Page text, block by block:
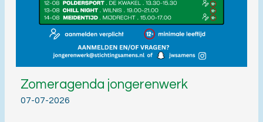
Zomeragenda jongerenwerk
07-07-2026